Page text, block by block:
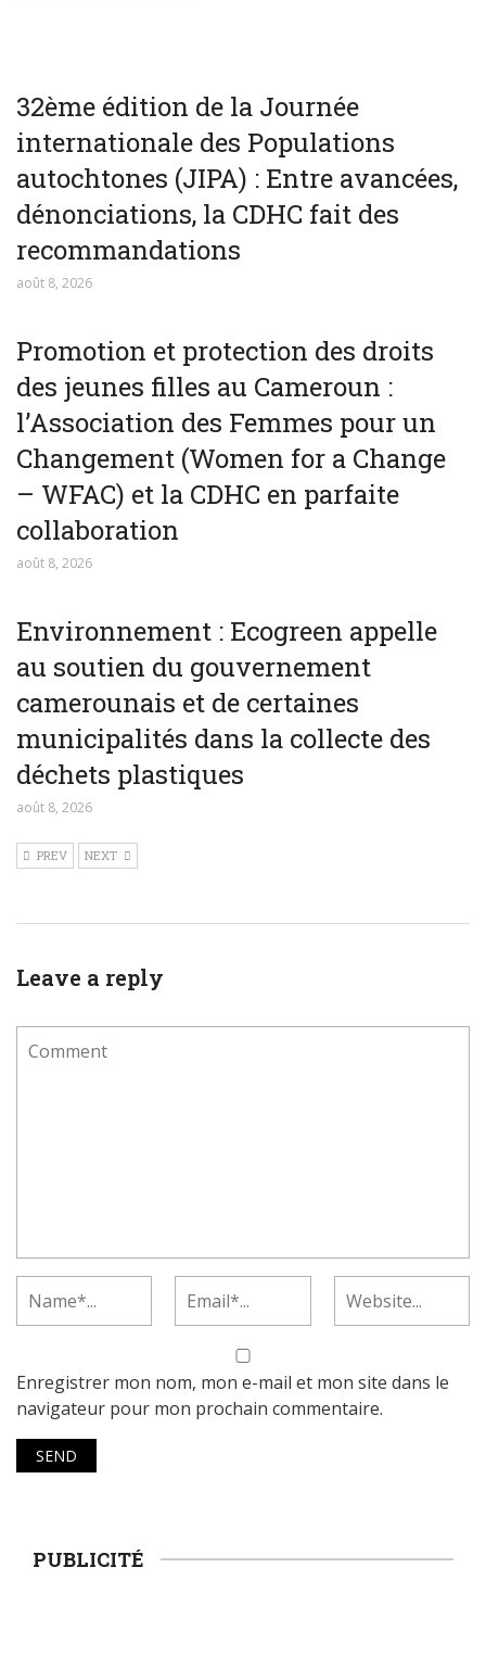
32ème édition de la Journée
internationale des Populations
autochtones (JIPA) : Entre avancées,
dénonciations, la CDHC fait des
recommandations
août 8, 2026
Promotion et protection des droits
des jeunes filles au Cameroun :
l’Association des Femmes pour un
Changement (Women for a Change
– WFAC) et la CDHC en parfaite
collaboration
août 8, 2026
Environnement : Ecogreen appelle
au soutien du gouvernement
camerounais et de certaines
municipalités dans la collecte des
déchets plastiques
août 8, 2026
PREV NEXT
Leave a reply
Enregistrer mon nom, mon e-mail et mon site dans le
navigateur pour mon prochain commentaire.
PUBLICITÉ